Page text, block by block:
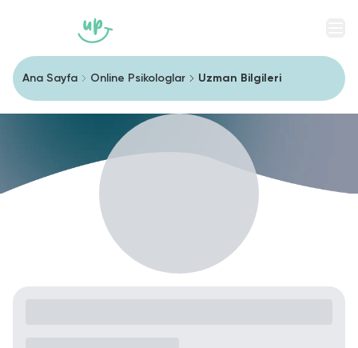
Ana Sayfa Online Psikologlar Uzman Bilgileri